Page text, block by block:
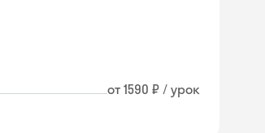
от 1590 ₽ / урок